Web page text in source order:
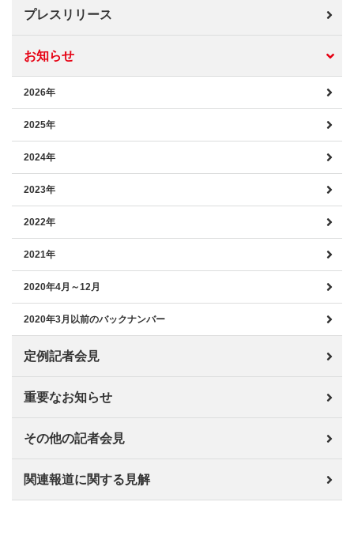
プレスリリース
お知らせ
2026年
2025年
2024年
2023年
2022年
2021年
2020年4月～12月
2020年3月以前のバックナンバー
定例記者会見
重要なお知らせ
その他の記者会見
関連報道に関する見解